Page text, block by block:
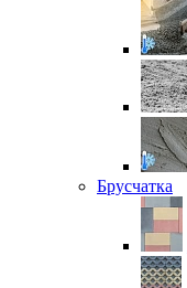
Брусчатка